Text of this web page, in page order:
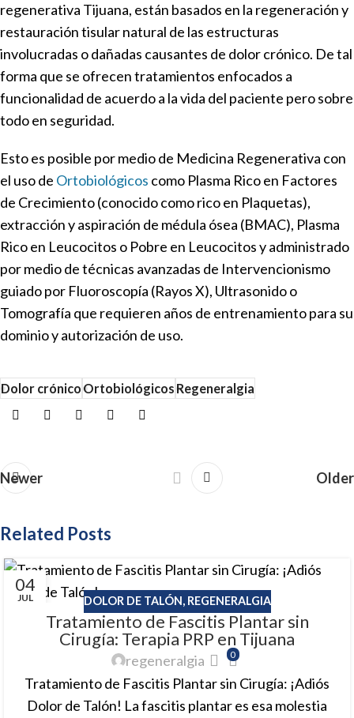
regenerativa Tijuana, están basados en la regeneración y
restauración tisular natural de las estructuras
involucradas o dañadas causantes de dolor crónico. De tal
forma que se ofrecen tratamientos enfocados a
funcionalidad de acuerdo a la vida del paciente pero sobre
todo en seguridad.
Esto es posible por medio de Medicina Regenerativa con
el uso de Ortobiológicos como Plasma Rico en Factores
de Crecimiento (conocido como rico en Plaquetas),
extracción y aspiración de médula ósea (BMAC), Plasma
Rico en Leucocitos o Pobre en Leucocitos y administrado
por medio de técnicas avanzadas de Intervencionismo
guiado por Fluoroscopía (Rayos X), Ultrasonido o
Tomografía que requieren años de entrenamiento para su
dominio y autorización de uso.
Dolor crónicoOrtobiológicosRegeneralgia
Newer Older
Related Posts
04
JUL DOLOR DE TALÓN, REGENERALGIA
Tratamiento de Fascitis Plantar sin
Cirugía: Terapia PRP en Tijuana
regeneralgia 0
Tratamiento de Fascitis Plantar sin Cirugía: ¡Adiós
Dolor de Talón! La fascitis plantar es esa molestia